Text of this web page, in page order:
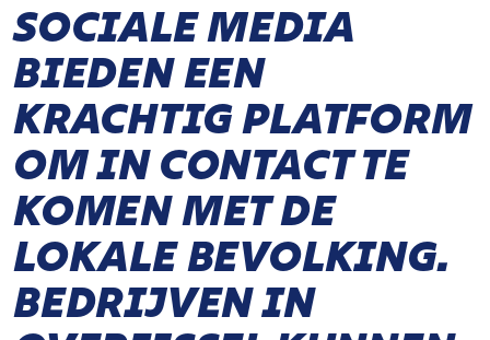
SOCIALE MEDIA
BIEDEN EEN
KRACHTIG PLATFORM
OM IN CONTACT TE
KOMEN MET DE
LOKALE BEVOLKING.
BEDRIJVEN IN